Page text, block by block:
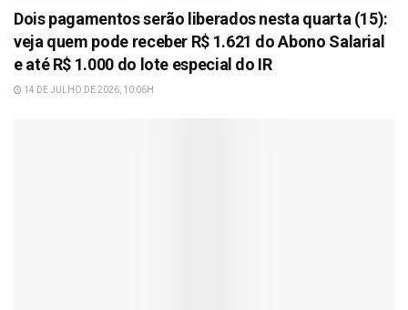
Dois pagamentos serão liberados nesta quarta (15):
veja quem pode receber R$ 1.621 do Abono Salarial
e até R$ 1.000 do lote especial do IR
14 DE JULHO DE 2026, 10:06H